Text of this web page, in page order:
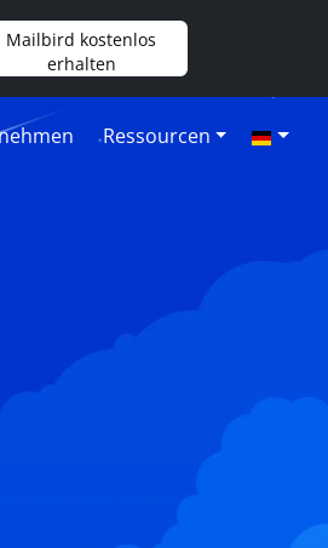
Ressourcen
Mailbird kostenlos
erhalten